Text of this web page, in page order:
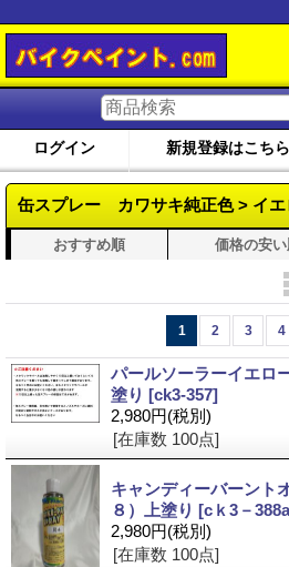
ログイン 新規登録はこちら
缶スプレー カワサキ純正色 > イエ
おすすめ順 価格の安い
1 2 3 4
パールソーラーイエロ
塗り [ck3-357]
2,980円(税別)
[在庫数 100点]
キャンディーバーント
８）上塗り [cｋ3－
2,980円(税別)
[在庫数 100点]